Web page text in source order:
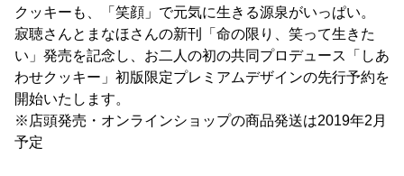
クッキーも、「笑顔」で元気に生きる源泉がいっぱい。
寂聴さんとまなほさんの新刊「命の限り、笑って生きた
い」発売を記念し、お二人の初の共同プロデュース「しあ
わせクッキー」初版限定プレミアムデザインの先行予約を
開始いたします。
※店頭発売・オンラインショップの商品発送は2019年2月
予定